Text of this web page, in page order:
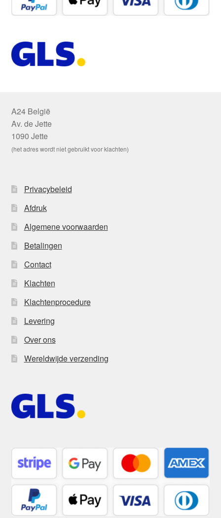
A24 België
Av. de Jette
1090 Jette
(het adres wordt niet gebruikt voor klachten)
Privacybeleid
Afdruk
Algemene voorwaarden
Betalingen
Contact
Klachten
Klachtenprocedure
Levering
Over ons
Wereldwijde verzending